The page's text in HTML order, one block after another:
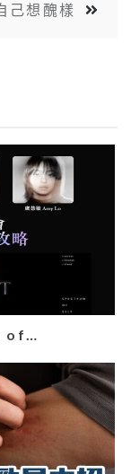
己想醜樣
of…